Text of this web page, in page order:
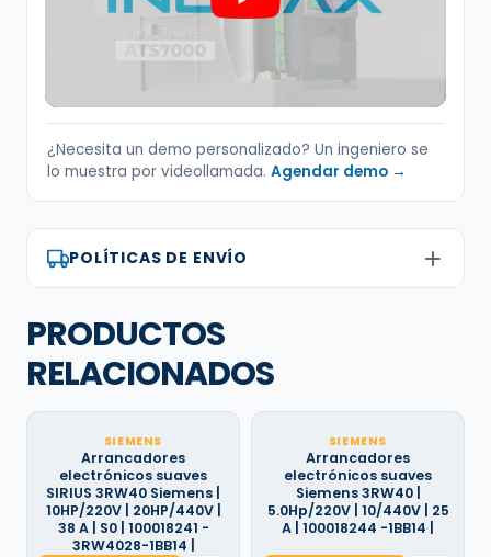
¿Necesita un demo personalizado? Un ingeniero se
lo muestra por videollamada. Agendar demo →
POLÍTICAS DE ENVÍO
PRODUCTOS
RELACIONADOS
SIEMENS
Arrancadores
electrónicos suaves
SIRIUS 3RW40 Siemens |
10HP/220V | 20HP/440V |
38 A | S0 | 100018241 -
3RW4028-1BB14 |
SIEMENS
Arrancadores
electrónicos suaves
Siemens 3RW40 |
5.0Hp/220V | 10/440V | 25
A | 100018244 -1BB14 |